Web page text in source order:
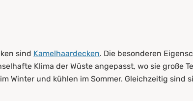
sind Kamelhaardecken. Die besonderen
Klima der Wüste angepasst, wo sie große
Winter und kühlen im Sommer. Gleichzeitig sind